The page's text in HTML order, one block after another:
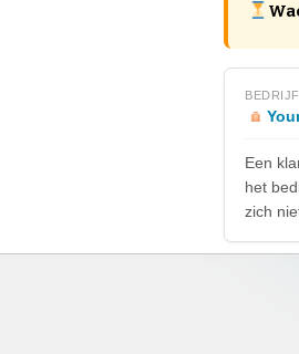
BEDRIJF
Een
het
zich